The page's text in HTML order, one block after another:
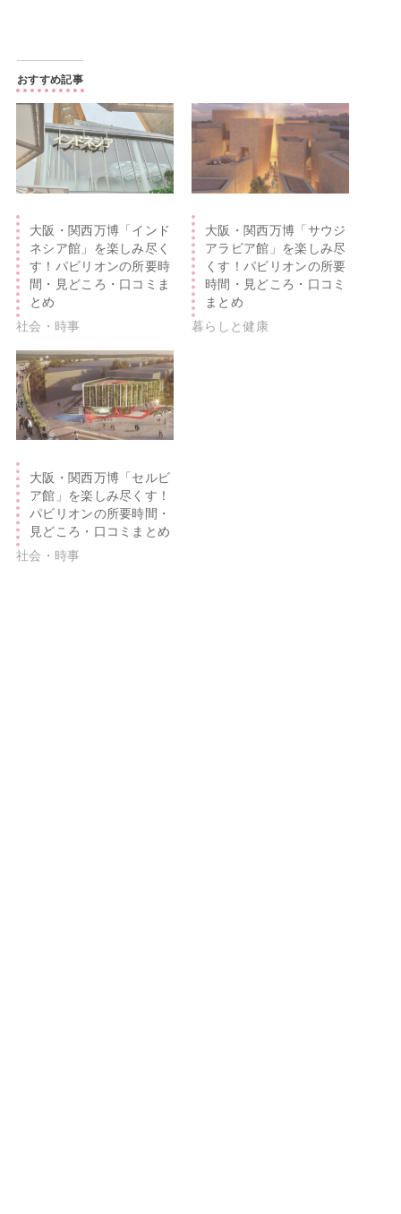
おすすめ記事
大阪・関西万博「インド
ネシア館」を楽しみ尽く
す！パビリオンの所要時
間・見どころ・口コミま
とめ
社会・時事
大阪・関西万博「サウジ
アラビア館」を楽しみ尽
くす！パビリオンの所要
時間・見どころ・口コミ
まとめ
暮らしと健康
大阪・関西万博「セルビ
ア館」を楽しみ尽くす！
パビリオンの所要時間・
見どころ・口コミまとめ
社会・時事